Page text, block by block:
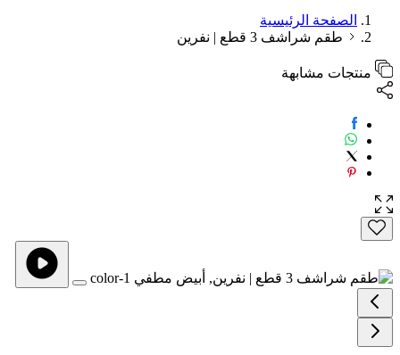
الصفحة الرئيسية
طقم شراشف 3 قطع | نفرين
منتجات مشابهة